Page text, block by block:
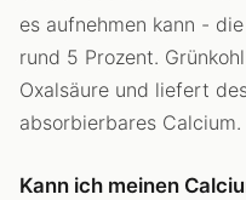
es aufnehmen kann -
rund 5 Prozent.
Oxalsäure und liefert
absorbierbares Calcium.
Kann ich meinen